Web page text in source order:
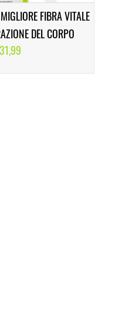
FIBRA VITALE
DEL CORPO
31,99